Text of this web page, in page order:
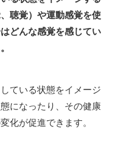
聴覚）や運動感覚を使
どんな感覚を感じてい
ている状態をイメージ
になったり、その健康
化が促進できます。